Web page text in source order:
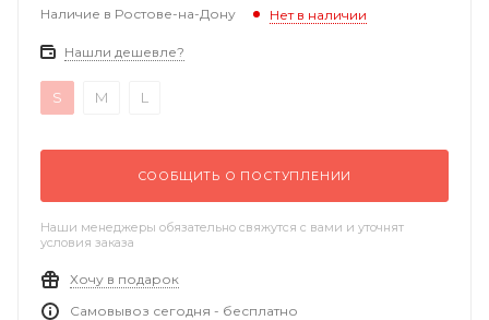
Наличие в Ростове-на-Дону Нет в наличии
Нашли дешевле?
S M L
СООБЩИТЬ О ПОСТУПЛЕНИИ
Наши менеджеры обязательно свяжутся с вами и уточнят
условия заказа
Хочу в подарок
Самовывоз сегодня - бесплатно